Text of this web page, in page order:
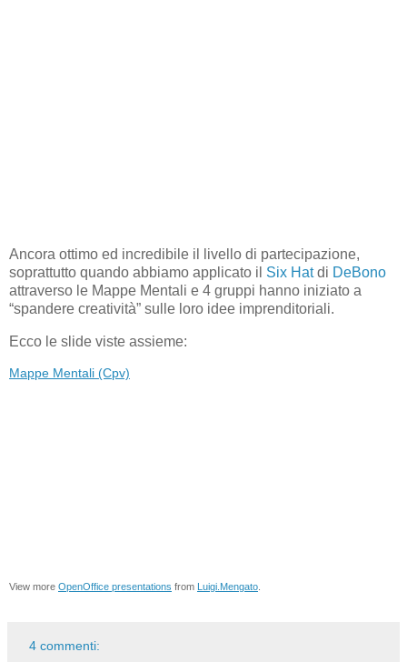
Ancora ottimo ed incredibile il livello di partecipazione,
soprattutto quando abbiamo applicato il Six Hatdi DeBono
attraverso le Mappe Mentali e 4 gruppi hanno iniziato a
“spandere creatività” sulle loro idee imprenditoriali.
Ecco le slide viste assieme:
Mappe Mentali (Cpv)
View more OpenOffice presentations from Luigi.Mengato
4 commenti: